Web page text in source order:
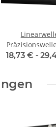
Präzisionswelle Ø 07
mm, je m ± 5
18,73 € -